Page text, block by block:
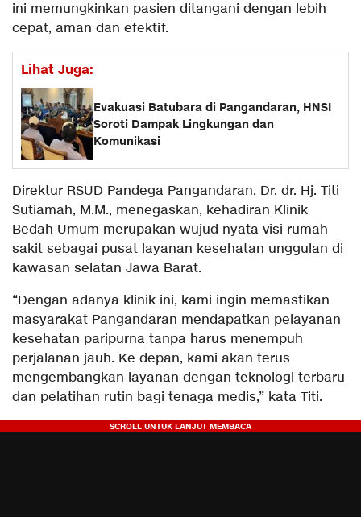
ini memungkinkan pasien ditangani dengan lebih
cepat, aman dan efektif.
Lihat Juga:
Evakuasi Batubara di Pangandaran, HNSI
Soroti Dampak Lingkungan dan
Komunikasi
Direktur RSUD Pandega Pangandaran, Dr. dr. Hj. Titi
Sutiamah, M.M., menegaskan, kehadiran Klinik
Bedah Umum merupakan wujud nyata visi rumah
sakit sebagai pusat layanan kesehatan unggulan di
kawasan selatan Jawa Barat.
“Dengan adanya klinik ini, kami ingin memastikan
masyarakat Pangandaran mendapatkan pelayanan
kesehatan paripurna tanpa harus menempuh
perjalanan jauh. Ke depan, kami akan terus
mengembangkan layanan dengan teknologi terbaru
dan pelatihan rutin bagi tenaga medis,” kata Titi.